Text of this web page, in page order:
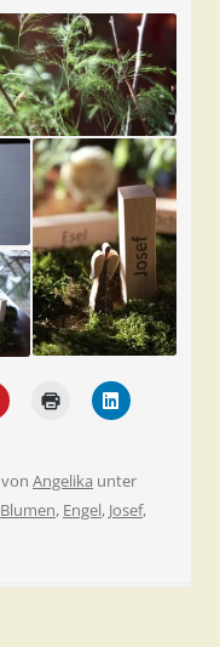
von Angelika unter
Blumen, Engel, Josef,